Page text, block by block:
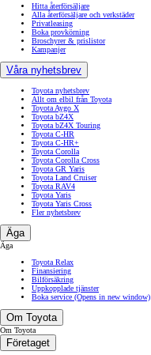
Hitta återförsäljare
Alla återförsäljare och verkstäder
Privatleasing
Boka provkörning
Broschyrer & prislistor
Kampanjer
Våra nyhetsbrev
Toyota nyhetsbrev
Allt om elbil från Toyota
Toyota Aygo X
Toyota bZ4X
Toyota bZ4X Touring
Toyota C-HR
Toyota C-HR+
Toyota Corolla
Toyota Corolla Cross
Toyota GR Yaris
Toyota Land Cruiser
Toyota RAV4
Toyota Yaris
Toyota Yaris Cross
Fler nyhetsbrev
Äga
Äga
Toyota Relax
Finansiering
Bilförsäkring
Uppkopplade tjänster
Boka service (Opens in new window)
Om Toyota
Om Toyota
Företaget